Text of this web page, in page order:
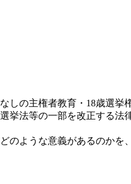
の主権者教育・18歳選挙
法等の一部を改正する
ような意義があるのか